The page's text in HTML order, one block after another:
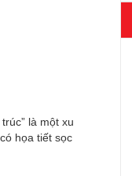
là một xu
họa tiết sọc